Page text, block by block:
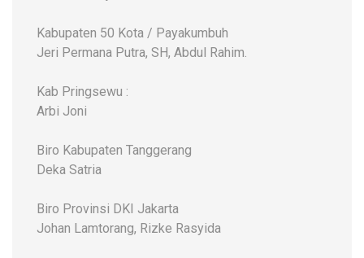
Kabupaten 50 Kota / Payakumbuh
Jeri Permana Putra, SH, Abdul Rahim.
Kab Pringsewu :
Arbi Joni
Biro Kabupaten Tanggerang
Deka Satria
Biro Provinsi DKI Jakarta
Johan Lamtorang, Rizke Rasyida